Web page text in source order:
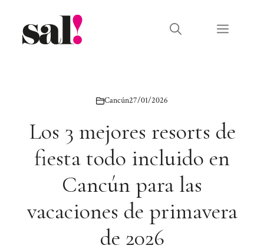
contenido
Menú
Cancún27/01/2026
Los 3 mejores resorts de
fiesta todo incluido en
Cancún para las
vacaciones de primavera
de 2026